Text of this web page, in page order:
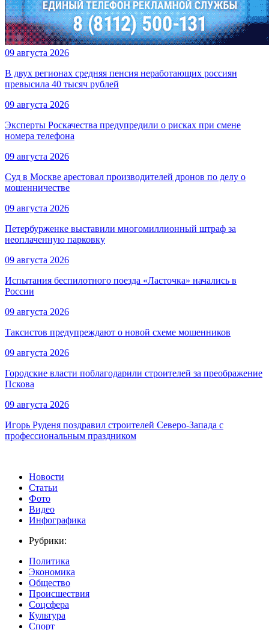
09 августа 2026
В двух регионах средняя пенсия неработающих россиян
превысила 40 тысяч рублей
09 августа 2026
Эксперты Роскачества предупредили о рисках при смене
номера телефона
09 августа 2026
Суд в Москве арестовал производителей дронов по делу о
мошенничестве
09 августа 2026
Петербурженке выставили многомиллионный штраф за
неоплаченную парковку
09 августа 2026
Испытания беспилотного поезда «Ласточка» начались в
России
09 августа 2026
Таксистов предупреждают о новой схеме мошенников
09 августа 2026
Городские власти поблагодарили строителей за преображение
Пскова
09 августа 2026
Игорь Руденя поздравил строителей Северо-Запада с
профессиональным праздником
Новости
Статьи
Фото
Видео
Инфографика
Рубрики:
Политика
Экономика
Общество
Происшествия
Соцсфера
Культура
Спорт